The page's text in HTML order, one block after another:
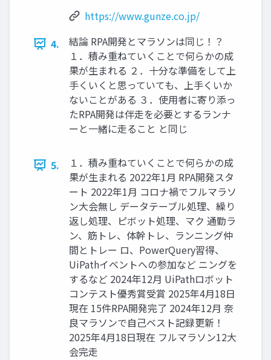
https://www.gunze.co.jp/
4.
結論 RPA開発とマラソンは同じ！？
１．積み重ねていくことで何らかの成
果が生まれる ２．十分な準備をして上
手くいくと思っていても、上手くいか
ないことがある ３．使用者に寄り添っ
たRPA開発は伴走を必要とするランナ
ーと一緒に走ること と同じ
5.
１．積み重ねていくことで何らかの成
果が生まれる 2022年1月 RPA開発スタ
ート 2022年1月 コロナ禍でフルマラソ
ン大会無し データテーブル処理、繰り
返し処理、ピボット処理、マク 通勤ラ
ン、筋トレ、体幹トレ、ランニング仲
間とトレー ロ、PowerQuery習得、
UiPathイベントへの参加など ニングを
するなど 2024年12月 UiPathロボット
コンテスト優秀賞受賞 2025年4月18日
現在 15件RPA開発完了 2024年12月 奈
良マラソンで自己ベスト記録更新！
2025年4月18日現在 フルマラソン12大
会完走